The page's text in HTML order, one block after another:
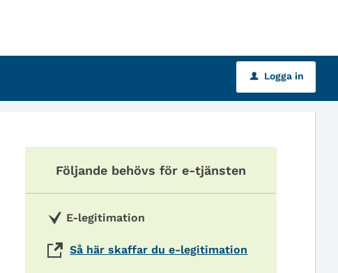
u Logga in
Följande behövs för e-tjänsten
E-legitimation
Så här skaffar du e-legitimation